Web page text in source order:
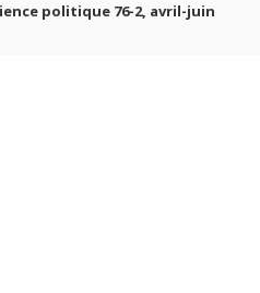
politique 76-2, avril-juin